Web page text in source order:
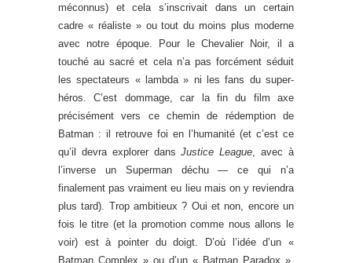
méconnus) et cela s’inscrivait dans un certain
cadre « réaliste » ou tout du moins plus moderne
avec notre époque. Pour le Chevalier Noir, il a
touché au sacré et cela n’a pas forcément séduit
les spectateurs « lambda » ni les fans du super-
héros. C’est dommage, car la fin du film axe
précisément vers ce chemin de rédemption de
Batman : il retrouve foi en l’humanité (et c’est ce
qu’il devra explorer dansJustice League, avec à
l’inverse un Superman déchu — ce qui n’a
finalement pas vraiment eu lieu mais on y reviendra
plus tard). Trop ambitieux ? Oui et non, encore un
fois le titre (et la promotion comme nous allons le
voir) est à pointer du doigt. D’où l’idée d’un «
Batman Complex » ou d’un « Batman Paradox ».